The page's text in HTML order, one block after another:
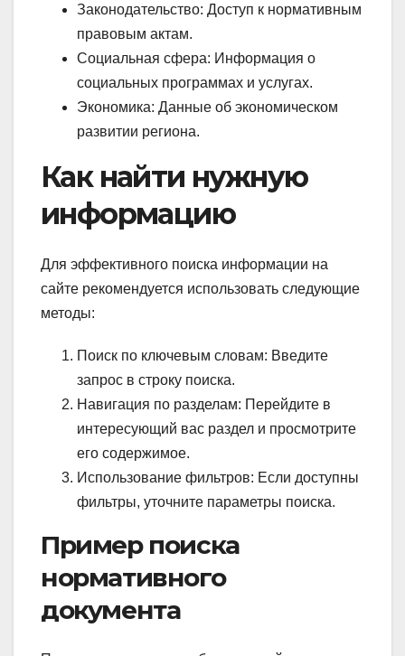
Законодательство: Доступ к нормативным
правовым актам.
Социальная сфера: Информация о
социальных программах и услугах.
Экономика: Данные об экономическом
развитии региона.
Как найти нужную
информацию
Для эффективного поиска информации на
сайте рекомендуется использовать следующие
методы:
Поиск по ключевым словам: Введите
запрос в строку поиска.
Навигация по разделам: Перейдите в
интересующий вас раздел и просмотрите
его содержимое.
Использование фильтров: Если доступны
фильтры, уточните параметры поиска.
Пример поиска
нормативного
документа